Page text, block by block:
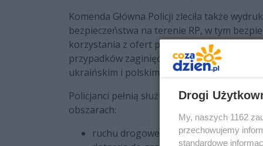
Komenda Główna Policji zleciła także
bezpieczeństwa na terenie RP, w tym
korzystania z ofert pracy, a także
przypadków zaginięć ludzi na terytorium
ukraińskim i polskim i na bieżąco
Policjanci pełnią służbę przy granicy
obszarach:
ruchu drogowego, aby zapewnić
Drogi
My, naszych 1162
przechowujemy
standardowe